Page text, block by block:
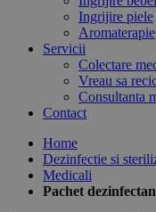
Ingrijire piele
Aromaterapie
Servicii
Colectare
Vreau sa
Consultanta
Contact
Home
Dezinfectie si
Medicali
Pachet